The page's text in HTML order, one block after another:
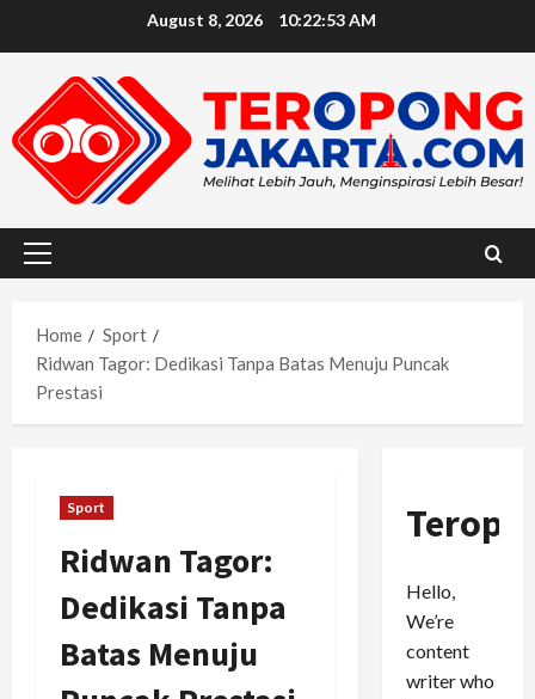
August 8, 2026 10:22:55 AM
Primary
Home
Sport
Ridwan Tagor: Dedikasi Tanpa Batas Menuju Puncak
Prestasi
Sport
Ridwan Tagor:
Dedikasi Tanpa
Batas Menuju
Hello,
We’re
content
writer who